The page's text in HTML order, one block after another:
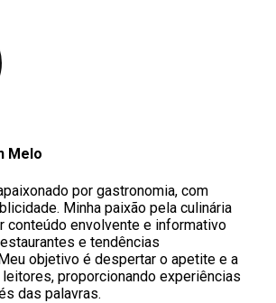
Melo
por gastronomia, com
Minha paixão pela culinária
conteúdo envolvente e informativo
e tendências
objetivo é despertar o apetite e a
proporcionando experiências
das palavras.